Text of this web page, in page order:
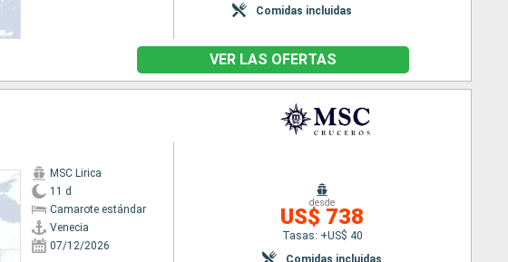
Comidas incluidas
VER LAS OFERTAS
MSC Lirica
11 d
Camarote estándar
Venecia
07/12/2026
desde
US$ 738
Tasas: +US$ 40
Comidas incluidas